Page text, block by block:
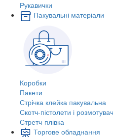
Рукавички
Пакувальні матеріали
Коробки
Пакети
Стрічка клейка пакувальна
Скотч-пістолети і
Стретч-плівка
Торгове обладнання